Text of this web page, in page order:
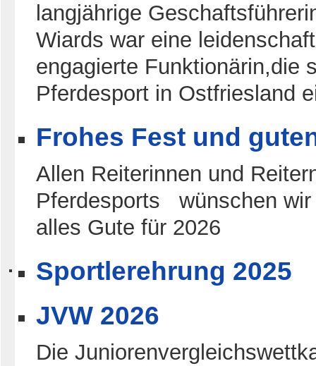
langjährige
Wiards war eine
engagierte Funktionärin,die
Pferdesport in Ostfriesland
Frohes Fest und
Allen Reiterinnen und
Pferdesports wünschen wir
alles Gute für 2026
Sportlerehrung 2025
JVW 2026
Die